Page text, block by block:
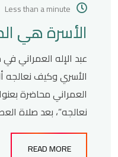
Less than a minute
الأسرة هي
عبد الإله العمراني
الأسري وكيف نعالجه
العمراني محاضرة
نعالجه”، بعد صلاة
READ MORE